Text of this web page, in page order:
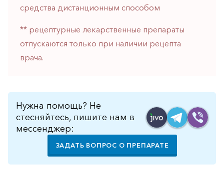
Ухо-
горло-
нос
Хирургия
Щитовидная
средства дистанционным способом
** рецептурные лекарственные препараты
отпускаются только при наличии рецепта
врача.
Нужна помощь? Не
стесняйтесь, пишите нам в
мессенджер:
ЗАДАТЬ ВОПРОС О ПРЕПАРАТЕ